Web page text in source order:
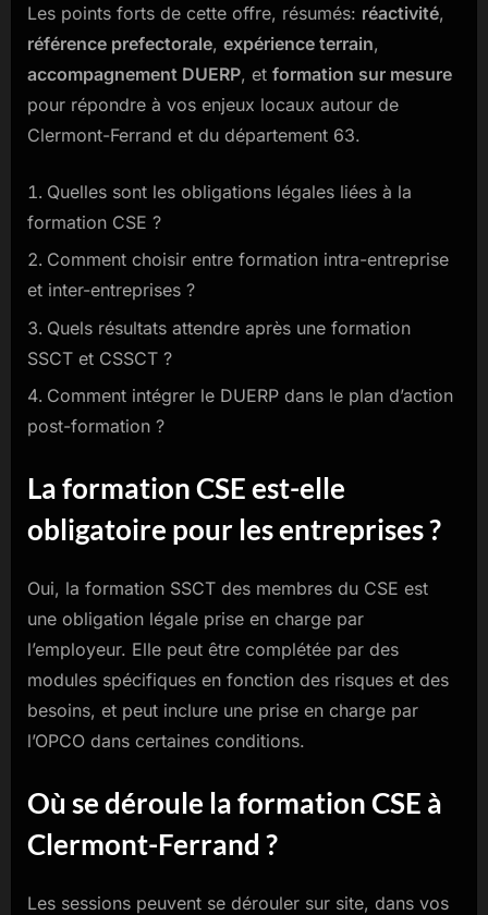
Les points forts de cette offre, résumés: réactivité,
référence prefectorale, expérience terrain,
accompagnement DUERP, et formation sur mesure
pour répondre à vos enjeux locaux autour de
Clermont-Ferrand et du département 63.
Quelles sont les obligations légales liées à la
formation CSE ?
Comment choisir entre formation intra-entreprise
et inter-entreprises ?
Quels résultats attendre après une formation
SSCT et CSSCT ?
Comment intégrer le DUERP dans le plan d’action
post-formation ?
La formation CSE est-elle
obligatoire pour les entreprises ?
Oui, la formation SSCT des membres du CSE est
une obligation légale prise en charge par
l’employeur. Elle peut être complétée par des
modules spécifiques en fonction des risques et des
besoins, et peut inclure une prise en charge par
l’OPCO dans certaines conditions.
Où se déroule la formation CSE à
Clermont-Ferrand ?
Les sessions peuvent se dérouler sur site, dans vos